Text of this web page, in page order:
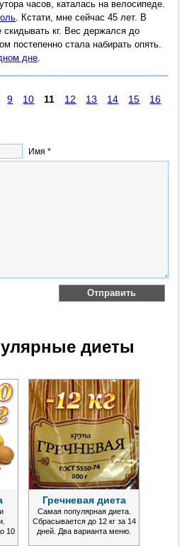
часов, каталась на велосипеде.
. Кстати, мне сейчас 45 лет. В
скидывать кг. Вес держался до
постепенно стала набирать опять.
дне
9 10 11 12 13 14 15
16
Имя *
диеты
10
Гречневая диета
Самая популярная диета.
Сбрасывается до 12 кг за 14
дней. Два варианта меню.